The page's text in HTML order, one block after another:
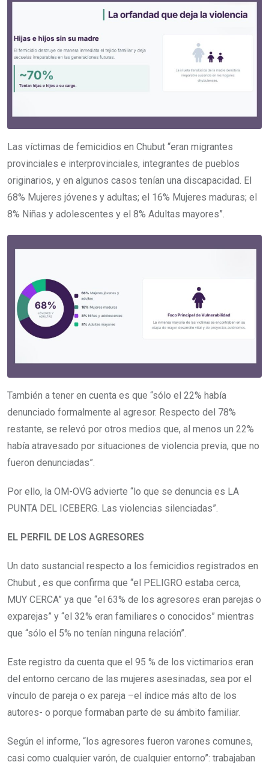
Las víctimas de femicidios en Chubut “eran migrantes
provinciales e interprovinciales, integrantes de pueblos
originarios, y en algunos casos tenían una discapacidad. El
68% Mujeres jóvenes y adultas; el 16% Mujeres maduras; el
8% Niñas y adolescentes y el 8% Adultas mayores”.
También a tener en cuenta es que “sólo el 22% había
denunciado formalmente al agresor. Respecto del 78%
restante, se relevó por otros medios que, al menos un 22%
había atravesado por situaciones de violencia previa, que no
fueron denunciadas”.
Por ello, la OM-OVG advierte “lo que se denuncia es LA
PUNTA DEL ICEBERG. Las violencias silenciadas”.
EL PERFIL DE LOS AGRESORES
Un dato sustancial respecto a los femicidios registrados en
Chubut , es que confirma que “el PELIGRO estaba cerca,
MUY CERCA” ya que “el 63% de los agresores eran parejas o
exparejas” y “el 32% eran familiares o conocidos” mientras
que “sólo el 5% no tenían ninguna relación”.
Este registro da cuenta que el 95 % de los victimarios eran
del entorno cercano de las mujeres asesinadas, sea por el
vínculo de pareja o ex pareja –el índice más alto de los
autores- o porque formaban parte de su ámbito familiar.
Según el informe, “los agresores fueron varones comunes,
casi como cualquier varón, de cualquier entorno”: trabajaban